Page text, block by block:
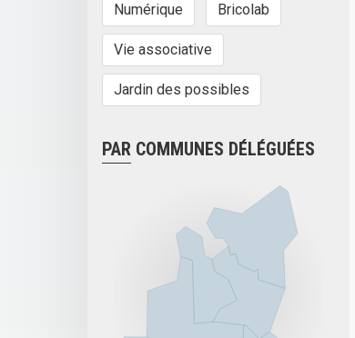
Numérique Bricolab
Vie associative
Jardin des possibles
PAR COMMUNES DÉLÉGUÉES